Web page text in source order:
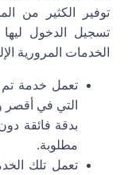
توفير الكثير من
تسجيل الدخول
الخدمات المرورية
تعمل خدمة
التي في أقصر
بدقة فائقة
مطلوبة.
تعمل تلك